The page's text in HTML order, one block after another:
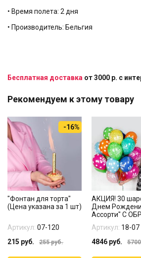
• Время полета: 2 дня
• Производитель: Бельгия
Бесплатная доставка от 3000 р. с
Рекомендуем к этому товару
-16%
"Фонтан для торта"
(Цена указана за 1 шт)
Артикул: 07-120
215 руб. 255руб.
АКЦИЯ! 30
Днем
Ассорти" С
Артикул: 18-07
4846 руб. 5700